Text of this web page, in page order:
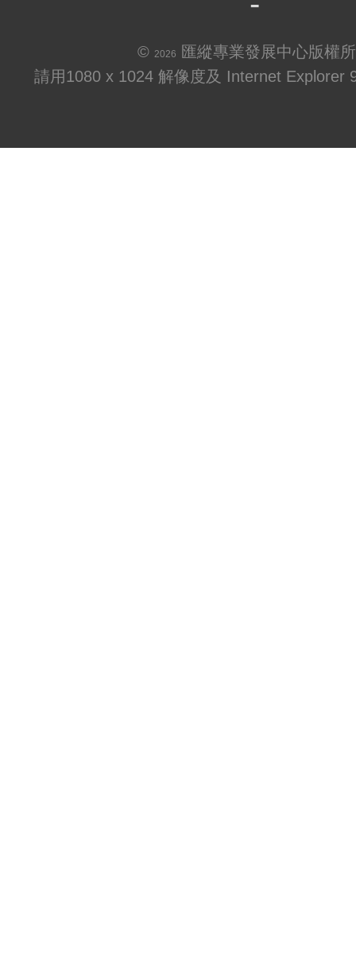
© 2026
匯縱專業發展中心版權
請用1080 x 1024 解像度及 Internet Explorer